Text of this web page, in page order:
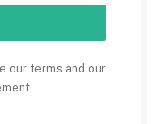
our terms and our